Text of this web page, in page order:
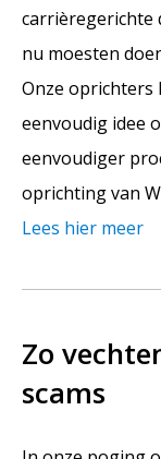
carrièregerichte
nu moesten
Onze oprichters
eenvoudig idee
eenvoudiger
oprichting van
Lees hier meer
Zo
scams